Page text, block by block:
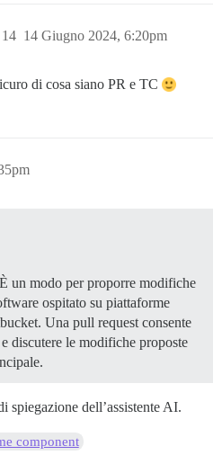
14 Giugno 2024, 6:20pm
14
di cosa siano PR e TC
un modo per proporre modifiche
ospitato su piattaforme
Una pull request consente
discutere le modifiche proposte
dell’assistente AI.
component